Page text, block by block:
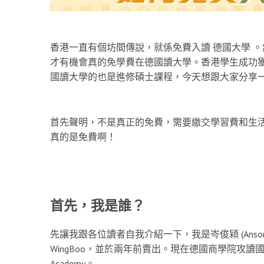
香港一直有個坊間傳說，就係免費入讀 德國大學
才有機會真的免學費在德國讀大學。香港學生成
國讀大學的也是進修碩士課程，今天想跟大家分享
首先聲明，不是真正的免費，需要繳交學習費和生
真的是免費啊！
首先，我是誰？
先讓我跟各位讀者自我介紹一下，我是岑俊㯋
WingBoo，並於兩年前賣出。現在德國商學院攻讀